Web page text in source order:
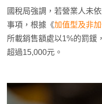
國稅局強調，若營業人未
事項，根據《加值型及非
所載銷售額處以1%的罰鍰
超過15,000元。